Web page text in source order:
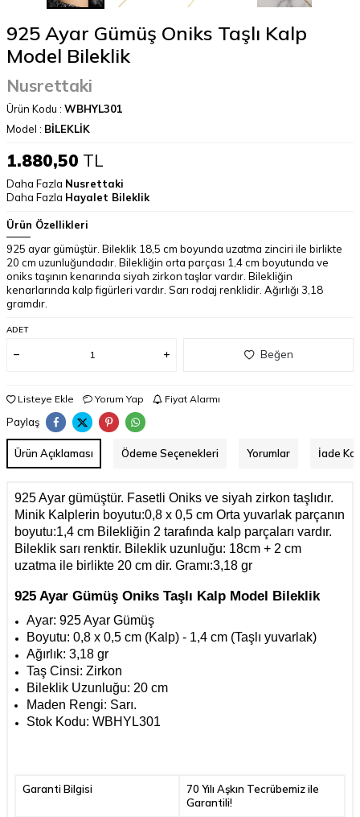
925 Ayar Gümüş Oniks Taşlı Kalp
Model Bileklik
Nusrettaki
Ürün Kodu : WBHYL301
Model : BİLEKLİK
1.880,50 TL
Daha Fazla Nusrettaki
Daha Fazla Hayalet Bileklik
Ürün Özellikleri
925 ayar gümüştür. Bileklik 18,5 cm boyunda uzatma zinciri ile birlikte
20 cm uzunluğundadır. Bilekliğin orta parçası 1,4 cm boyutunda ve
oniks taşının kenarında siyah zirkon taşlar vardır. Bilekliğin
kenarlarında kalp figürleri vardır. Sarı rodaj renklidir. Ağırlığı 3,18
gramdır.
ADET
Beğen
Listeye Ekle Yorum Yap Fiyat Alarmı
Paylaş
Ürün Açıklaması Ödeme Seçenekleri Yorumlar İade
925 Ayar gümüştür. Fasetli Oniks ve siyah zirkon taşlıdır.
Minik Kalplerin boyutu:0,8 x 0,5 cm Orta yuvarlak parçanın
boyutu:1,4 cm Bilekliğin 2 tarafında kalp parçaları vardır.
Bileklik sarı renktir. Bileklik uzunluğu: 18cm + 2 cm
uzatma ile birlikte 20 cm dir. Gramı:3,18 gr
925 Ayar Gümüş Oniks Taşlı Kalp Model Bileklik
Ayar: 925 Ayar Gümüş
Boyutu: 0,8 x 0,5 cm (Kalp) - 1,4 cm (Taşlı yuvarlak)
Ağırlık: 3,18 gr
Taş Cinsi: Zirkon
Bileklik Uzunluğu: 20 cm
Maden Rengi: Sarı.
Stok Kodu: WBHYL301
Garanti Bilgisi
70 Yılı Aşkın Tecrübemiz ile
Garantili!